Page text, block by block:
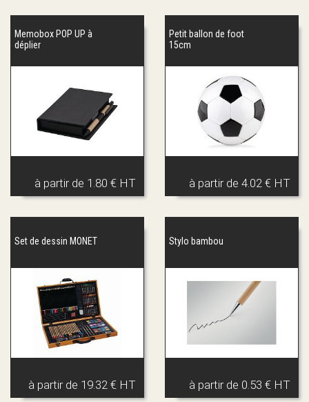
Memobox POP UP à
déplier
à partir de 1.80 € HT
Petit ballon de foot
15cm
à partir de 4.02 € HT
Set de dessin MONET
à partir de 19.32 € HT
Stylo bambou
à partir de 0.53 € HT